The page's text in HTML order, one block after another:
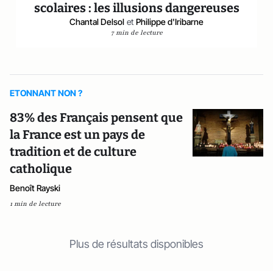
scolaires : les illusions dangereuses
Chantal Delsol et Philippe d'Iribarne
7 min de lecture
ETONNANT NON ?
83% des Français pensent que
la France est un pays de
tradition et de culture
catholique
Benoît Rayski
1 min de lecture
Plus de résultats disponibles